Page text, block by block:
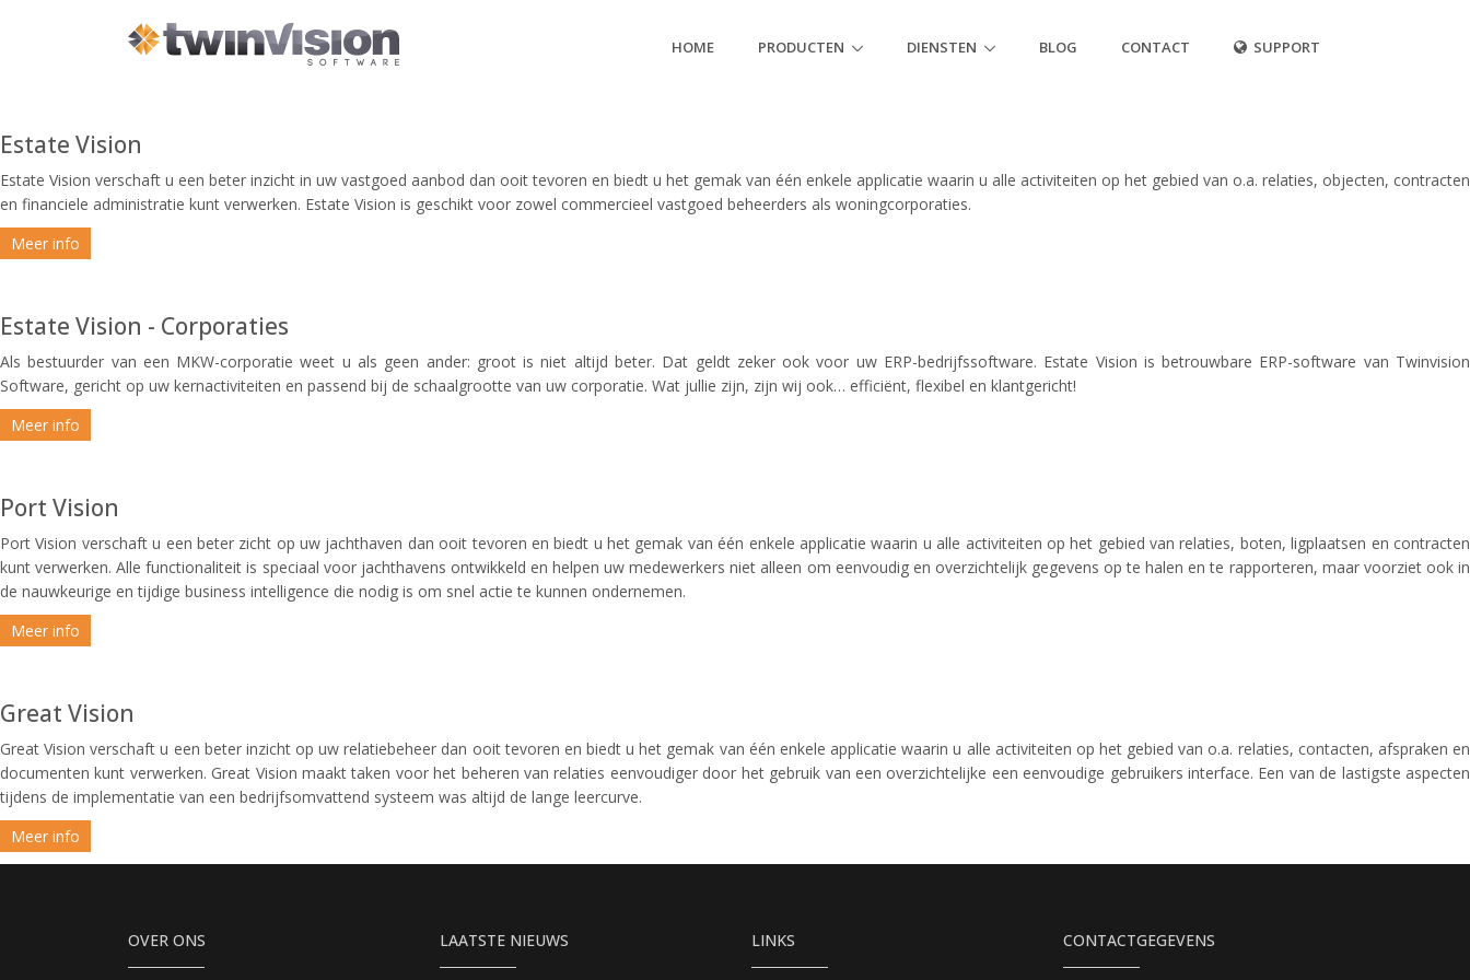
HOME PRODUCTEN DIENSTEN BLOG CONTACT SUPPORT
Estate Vision
Estate Vision verschaft u een beter inzicht in uw vastgoed aanbod dan ooit tevoren en biedt u het gemak van één enkele applicatie waarin u alle activiteiten op het gebied van o.a. relaties, objecten, contracten
en financiele administratie kunt verwerken. Estate Vision is geschikt voor zowel commercieel vastgoed beheerders als woningcorporaties.
Meer info
Estate Vision - Corporaties
Als bestuurder van een MKW-corporatie weet u als geen ander: groot is niet altijd beter. Dat geldt zeker ook voor uw ERP-bedrijfssoftware. Estate Vision is betrouwbare ERP-software van Twinvision
Software, gericht op uw kernactiviteiten en passend bij de schaalgrootte van uw corporatie. Wat jullie zijn, zijn wij ook… efficiënt, flexibel en klantgericht!
Meer info
Port Vision
Port Vision verschaft u een beter zicht op uw jachthaven dan ooit tevoren en biedt u het gemak van één enkele applicatie waarin u alle activiteiten op het gebied van relaties, boten, ligplaatsen en contracten
kunt verwerken. Alle functionaliteit is speciaal voor jachthavens ontwikkeld en helpen uw medewerkers niet alleen om eenvoudig en overzichtelijk gegevens op te halen en te rapporteren, maar voorziet ook in
de nauwkeurige en tijdige business intelligence die nodig is om snel actie te kunnen ondernemen.
Meer info
Great Vision
Great Vision verschaft u een beter inzicht op uw relatiebeheer dan ooit tevoren en biedt u het gemak van één enkele applicatie waarin u alle activiteiten op het gebied van o.a. relaties, contacten, afspraken en
documenten kunt verwerken. Great Vision maakt taken voor het beheren van relaties eenvoudiger door het gebruik van een overzichtelijke een eenvoudige gebruikers interface. Een van de lastigste aspecten
tijdens de implementatie van een bedrijfsomvattend systeem was altijd de lange leercurve.
Meer info
OVER ONS LAATSTE NIEUWS LINKS CONTACTGEGEVENS